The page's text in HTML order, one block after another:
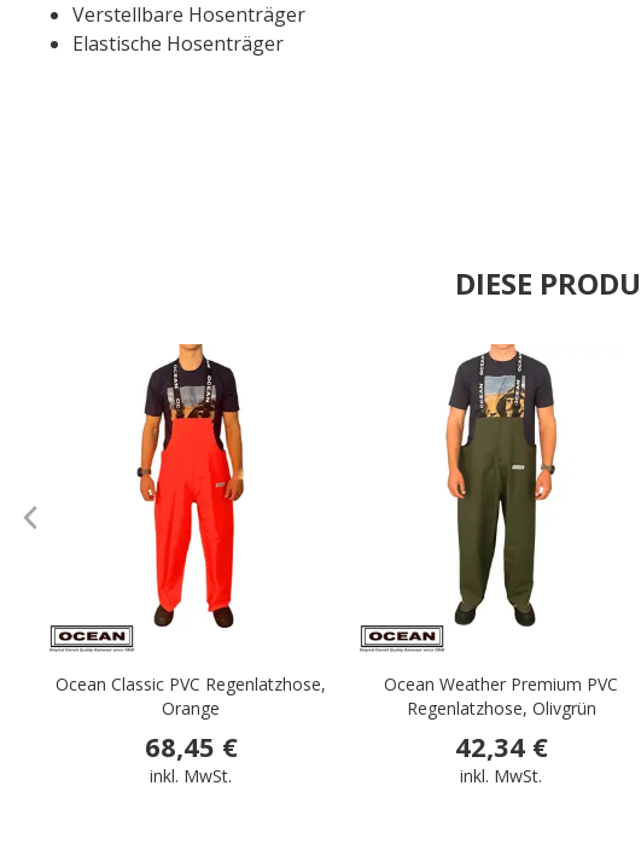
Verstellbare Hosenträger
Elastische Hosenträger
DIESE
Ocean Classic PVC Regenlatzhose,
Orange
68,45 €
inkl. MwSt.
Ocean Weather Premium PVC
Regenlatzhose, Olivgrün
42,34 €
inkl. MwSt.